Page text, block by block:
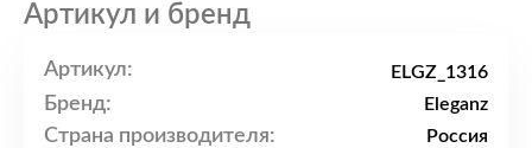
Артикул и бренд
Артикул: ELGZ_1316
Бренд: Eleganz
Страна производителя: Россия